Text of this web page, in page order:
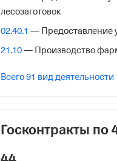
366601001
Регистрация ФНС
Дата регистрации
Межрайонная Инспекция
лесозаготовок
02.40.1 — Предоставление
21.10— Производство
Всего 91 вид деятельности
Госконтракты по